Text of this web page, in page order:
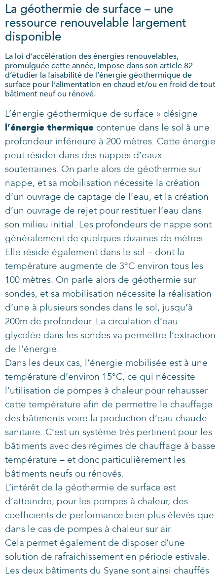
La géothermie de surface – une
ressource renouvelable largement
disponible
La loi d’accélération des énergies renouvelables,
promulguée cette année, impose dans son article 82
d’étudier la faisabilité de l’énergie géothermique de
surface pour l’alimentation en chaud et/ou en froid de tout
bâtiment neuf ou rénové.
L’énergie géothermique de surface » désigne
l’énergie thermique contenue dans le sol à une
profondeur inférieure à 200 mètres. Cette énergie
peut résider dans des nappes d’eaux
souterraines. On parle alors de géothermie sur
nappe, et sa mobilisation nécessite la création
d’un ouvrage de captage de l’eau, et la création
d’un ouvrage de rejet pour restituer l’eau dans
son milieu initial. Les profondeurs de nappe sont
généralement de quelques dizaines de mètres.
Elle réside également dans le sol – dont la
température augmente de 3°C environ tous les
100 mètres. On parle alors de géothermie sur
sondes, et sa mobilisation nécessite la réalisation
d’une à plusieurs sondes dans le sol, jusqu’à
200m de profondeur. La circulation d’eau
glycolée dans les sondes va permettre l’extraction
de l’énergie.
Dans les deux cas, l’énergie mobilisée est à une
température d’environ 15°C, ce qui nécessite
l’utilisation de pompes à chaleur pour rehausser
cette température afin de permettre le chauffage
des bâtiments voire la production d’eau chaude
sanitaire. C’est un système très pertinent pour les
bâtiments avec des régimes de chauffage à basse
température – et donc particulièrement les
bâtiments neufs ou rénovés.
L’intérêt de la géothermie de surface est
d’atteindre, pour les pompes à chaleur, des
coefficients de performance bien plus élevés que
dans le cas de pompes à chaleur sur air.
Cela permet également de disposer d’une
solution de rafraichissement en période estivale.
Les deux bâtiments du Syane sont ainsi chauffés